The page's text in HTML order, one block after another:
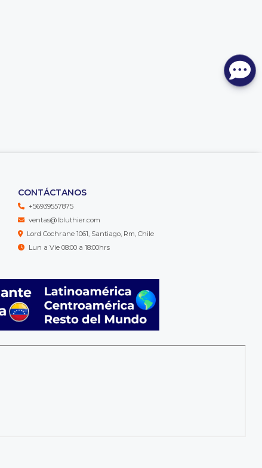
CONTÁCTANOS
+56939557875
ventas@lbluthier.com
Lord Cochrane 1061, Santiago, Rm, Chile
Lun a Vie 08:00 a 18:00hrs